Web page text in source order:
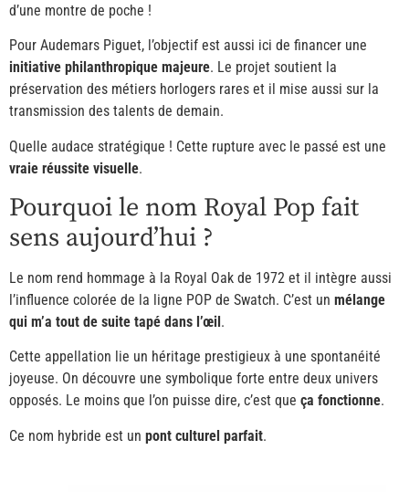
d’une montre de poche !
Pour Audemars Piguet, l’objectif est aussi ici de financer une
initiative philanthropique majeure. Le projet soutient la
préservation des métiers horlogers rares et il mise aussi sur la
transmission des talents de demain.
Quelle audace stratégique ! Cette rupture avec le passé est une
vraie réussite visuelle.
Pourquoi le nom Royal Pop fait
sens aujourd’hui ?
Le nom rend hommage à la Royal Oak de 1972 et il intègre aussi
l’influence colorée de la ligne POP de Swatch. C’est un mélange
qui m’a tout de suite tapé dans l’œil.
Cette appellation lie un héritage prestigieux à une spontanéité
joyeuse. On découvre une symbolique forte entre deux univers
opposés. Le moins que l’on puisse dire, c’est que ça fonctionne.
Ce nom hybride est un pont culturel parfait.